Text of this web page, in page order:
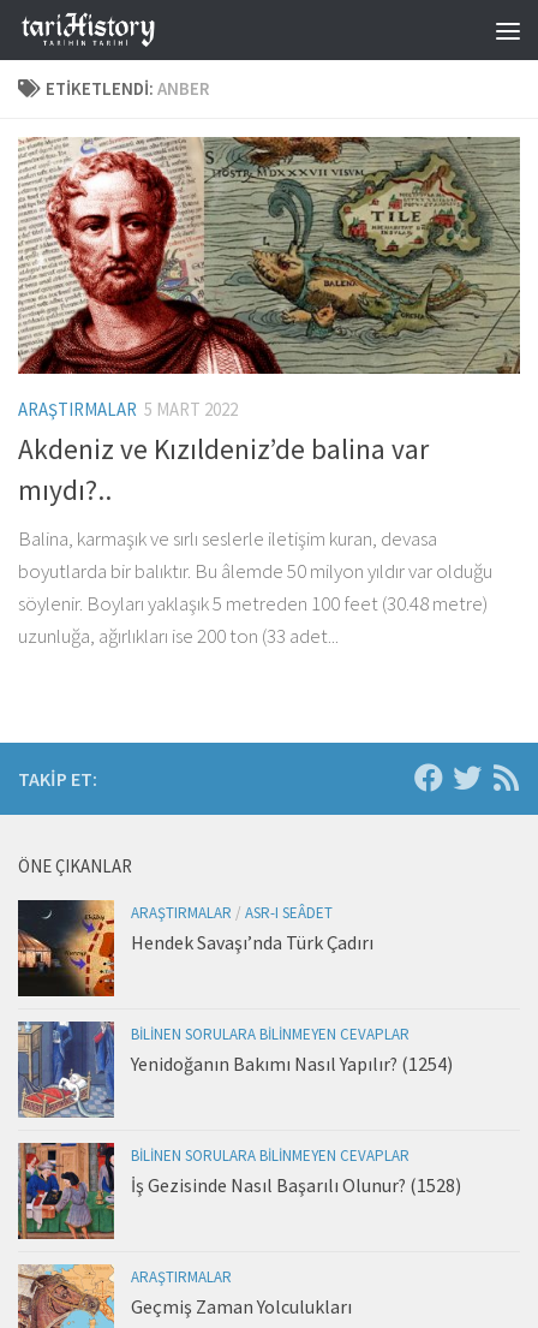
Skip to content
ETIKETLENDI: ANBER
ARAŞTIRMALAR 5 MART 2022
Akdeniz ve Kızıldeniz’de balina var
mıydı?..
Balina, karmaşık ve sırlı seslerle iletişim kuran, devasa
boyutlarda bir balıktır. Bu âlemde 50 milyon yıldır var olduğu
söylenir. Boyları yaklaşık 5 metreden 100 feet (30.48 metre)
uzunluğa, ağırlıkları ise 200 ton (33 adet...
TAKIP ET:
ÖNE ÇIKANLAR
ARAŞTIRMALAR / ASR-I SEÂDET
Hendek Savaşı’nda Türk Çadırı
BILINEN SORULARA BILINMEYEN CEVAPLAR
Yenidoğanın Bakımı Nasıl Yapılır? (1254)
BILINEN SORULARA BILINMEYEN CEVAPLAR
İş Gezisinde Nasıl Başarılı Olunur? (1528)
ARAŞTIRMALAR
Geçmiş Zaman Yolculukları